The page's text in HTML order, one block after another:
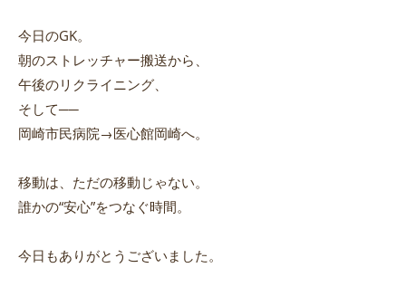
今日のGK。
朝のストレッチャー搬送から、
午後のリクライニング、
そして──
岡崎市民病院→医心館岡崎へ。
移動は、ただの移動じゃない。
誰かの“安心”をつなぐ時間。
今日もありがとうございました。